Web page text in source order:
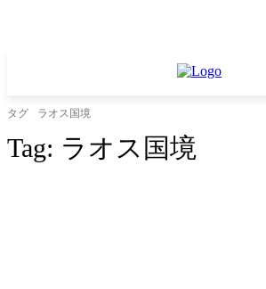
タグ ラオス国境
Tag: ラオス国境